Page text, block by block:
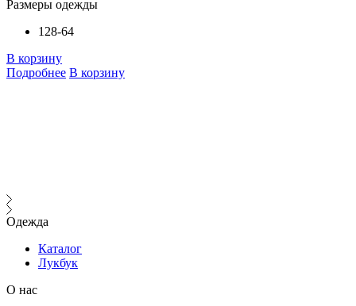
Размеры одежды
128-64
В корзину
Подробнее В корзину
Одежда
Каталог
Лукбук
О нас